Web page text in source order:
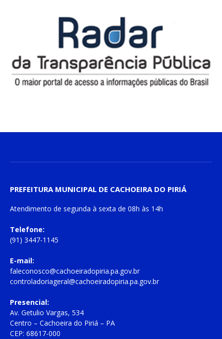
PREFEITURA MUNICIPAL DE CACHOEIRA DO PIRIÁ
Atendimento de segunda à sexta de 08h às 14h
Telefone:
(91) 3447-1145
E-mail:
faleconosco@cachoeiradopiria.pa.gov.br
controladoriageral@cachoeiradopiria.pa.gov.br
Presencial:
Av. Getulio Vargas, 534
Centro – Cachoeira do Piriá – PA
CEP: 68617-000